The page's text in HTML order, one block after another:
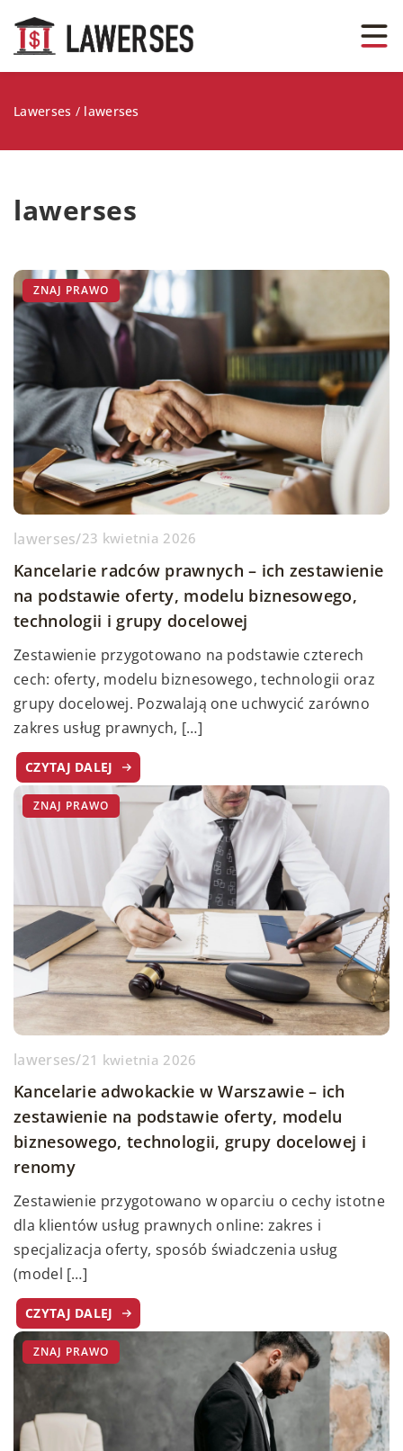
Lawerses / lawerses
lawerses
ZNAJ PRAWO
lawerses/23 kwietnia 2026
Kancelarie radców prawnych – ich zestawienie
na podstawie oferty, modelu biznesowego,
technologii i grupy docelowej
Zestawienie przygotowano na podstawie czterech
cech: oferty, modelu biznesowego, technologii oraz
grupy docelowej. Pozwalają one uchwycić zarówno
zakres usług prawnych, […]
CZYTAJ DALEJ
ZNAJ PRAWO
lawerses/21 kwietnia 2026
Kancelarie adwokackie w Warszawie – ich
zestawienie na podstawie oferty, modelu
biznesowego, technologii, grupy docelowej i
renomy
Zestawienie przygotowano w oparciu o cechy istotne
dla klientów usług prawnych online: zakres i
specjalizacja oferty, sposób świadczenia usług
(model […]
CZYTAJ DALEJ
ZNAJ PRAWO